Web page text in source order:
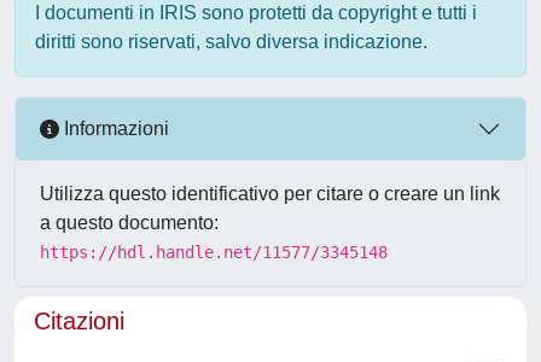
I documenti in IRIS sono protetti da copyright e tutti i
diritti sono riservati, salvo diversa indicazione.
Informazioni
Utilizza questo identificativo per citare o creare un link
a questo documento:
https://hdl.handle.net/11577/3345148
Citazioni